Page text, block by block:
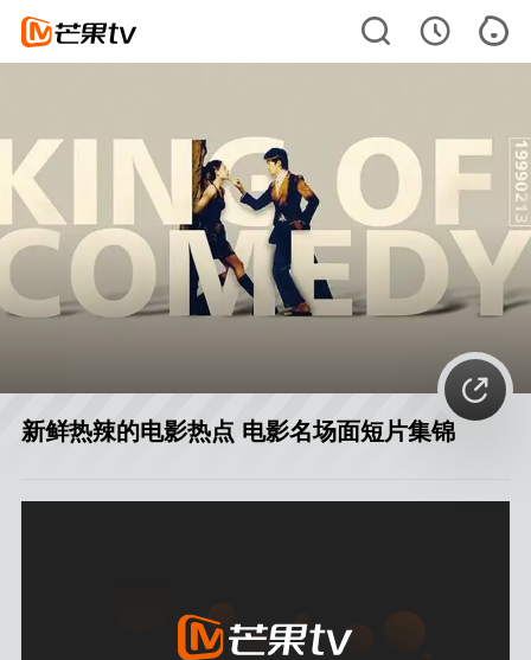
新鲜热辣的电影热点 电影名场面短片集锦